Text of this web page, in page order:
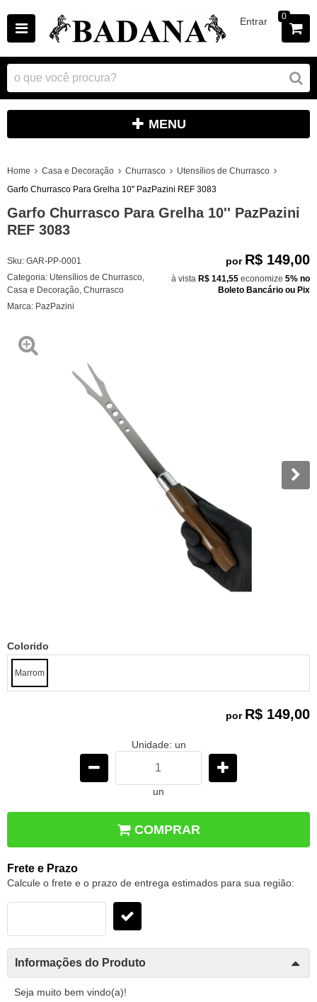
Entrar 0
MENU
Home Casa e Decoração Churrasco
Utensílios de Churrasco
Garfo Churrasco Para Grelha 10'' PazPazini REF 3083
Garfo Churrasco Para Grelha 10'' PazPazini
REF 3083
Sku: GAR-PP-0001
Categoria: Utensílios de Churrasco
Casa e Decoração Churrasco
Marca: PazPazini
por R$ 149,00
à vista R$ 141,55 economize 5% no
Boleto Bancário ou Pix
Colorido
Marrom
por R$ 149,00
Unidade: un
un
COMPRAR
Frete e Prazo
Calcule o frete e o prazo de entrega estimados para sua região:
Informações do Produto
Seja muito bem vindo(a)!